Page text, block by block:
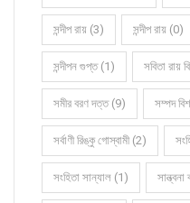
সন্দীপ রায় (3) সন্দীপ রায় (0)
সন্দীপন গুপ্ত (1) সবিতা রায়
সমীর বরণ দত্ত (9) সম্পদ
সর্বাণী রিঙ্কু গোস্বামী (2)
সংহিতা সান্যাল (1) সান্ত্বনা